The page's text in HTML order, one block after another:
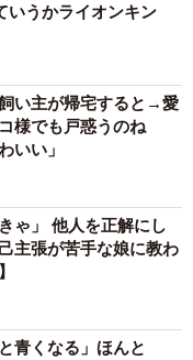
いうかライオンキン
い主が帰宅すると→愛
様でも戸惑うのね
いい」
ゃ」 他人を正解にし
主張が苦手な娘に教わ
青くなる」ほんと